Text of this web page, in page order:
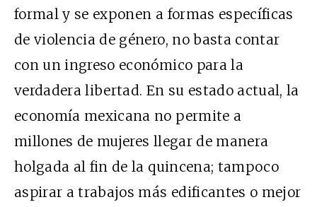
formal y se exponen a formas específicas
de violencia de género, no basta contar
con un ingreso económico para la
verdadera libertad. En su estado actual, la
economía mexicana no permite a
millones de mujeres llegar de manera
holgada al fin de la quincena; tampoco
aspirar a trabajos más edificantes o mejor